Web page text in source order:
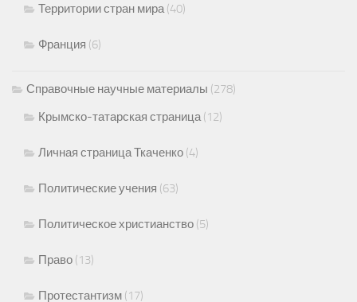
Территории стран мира(40)
Франция (6)
Справочные научные материалы (278)
Крымско-татарская страница(12)
Личная страница Ткаченко (4)
Политические учения (63)
Политическое христианство (5)
Право (13)
Протестантизм (17)